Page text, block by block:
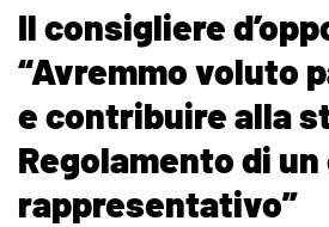
Il consigliere
“Avremmo voluto
e contribuire alla
Regolamento di un
rappresentativo”